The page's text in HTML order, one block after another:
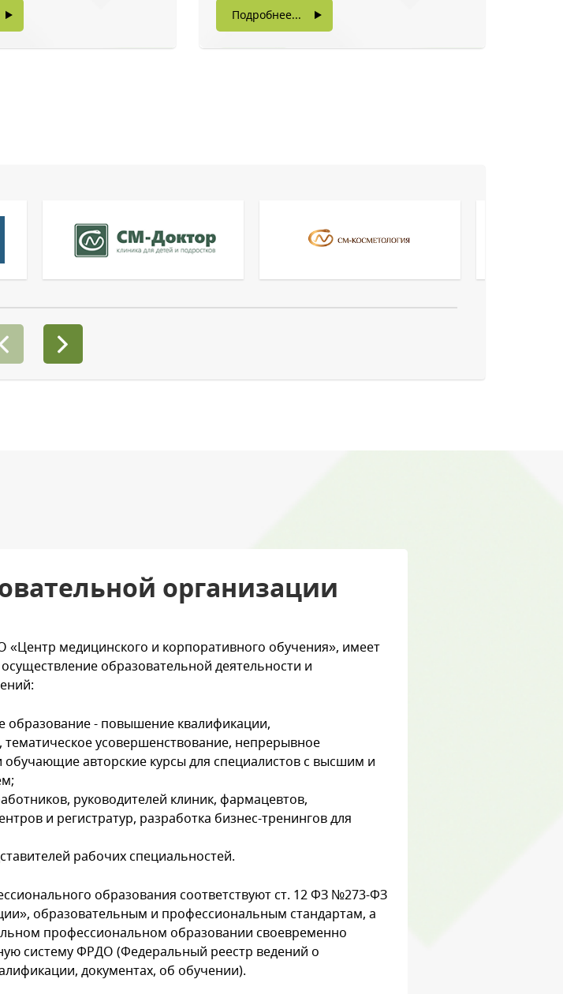
Подробнее...
организации
медицинского и корпоративного обучения», имеет
образовательной деятельности и
- повышение квалификации,
усовершенствование, непрерывное
авторские курсы для специалистов с высшим и
руководителей клиник, фармацевтов,
и регистратур, разработка бизнес-тренингов для
рабочих специальностей.
образования соответствуют ст. 12 ФЗ №273-ФЗ
образовательным и профессиональным стандартам, а
профессиональном образовании своевременно
систему ФРДО (Федеральный реестр ведений о
документах, об обучении).
персональных данных